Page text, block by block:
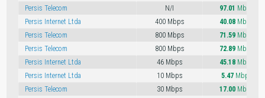
Persis Telecom
N/I 97.01 Mbps
Persis Internet Ltda
400 Mbps 40.08 Mbps
Persis Telecom
800 Mbps 71.59 Mbps
Persis Telecom
800 Mbps 72.89 Mbps
Persis Internet Ltda
46 Mbps 45.18 Mbps
Persis Internet Ltda
10 Mbps 5.47 Mbps
Persis Telecom
30 Mbps 17.00 Mbps